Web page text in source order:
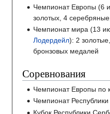
Чемпионат Европы (6
золотых, 4
Чемпионат мира (13
Лодердейл): 2
бронзовых медалей
Соревнования
Чемпионат Европы по
Чемпионат
Кубок Республики